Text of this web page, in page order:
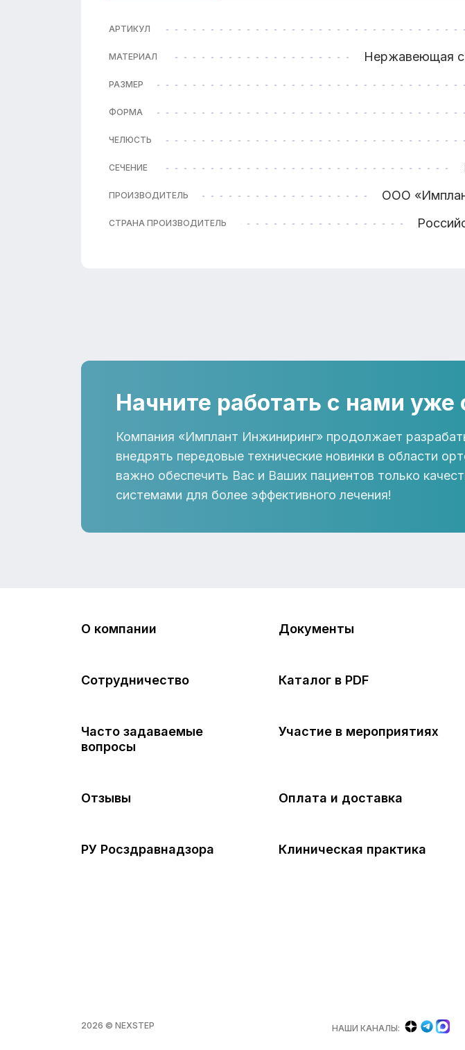
АРТИКУЛ
МАТЕРИАЛ Нержавеющая
РАЗМЕР
ФОРМА
ЧЕЛЮСТЬ
СЕЧЕНИЕ
ПРОИЗВОДИТЕЛЬ ООО
СТРАНА ПРОИЗВОДИТЕЛЬ
Начните работать с нами уже
Компания «Имплант Инжиниринг» продолжает
внедрять передовые технические новинки в области
важно обеспечить Вас и Ваших пациентов только
системами для более эффективного лечения!
О компании Документы
Сотрудничество Каталог в PDF
Часто задаваемые
вопросы
Участие в мероприятиях
Отзывы Оплата и доставка
РУ Росздравнадзора Клиническая практика
2026 © NEXSTEP НАШИ КАНАЛЫ: